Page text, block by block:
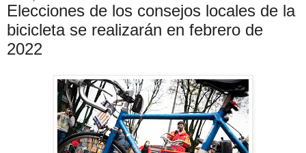
Elecciones de los consejos locales de la
bicicleta se realizarán en febrero de
2022